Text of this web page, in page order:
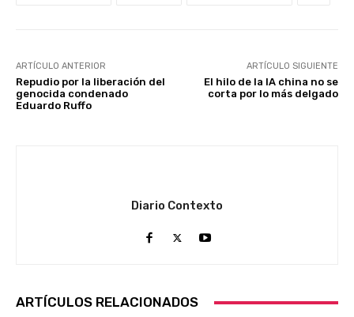
ARTÍCULO ANTERIOR
Repudio por la liberación del
genocida condenado
Eduardo Ruffo
ARTÍCULO SIGUIENTE
El hilo de la IA china no se
corta por lo más delgado
Diario Contexto
ARTÍCULOS RELACIONADOS